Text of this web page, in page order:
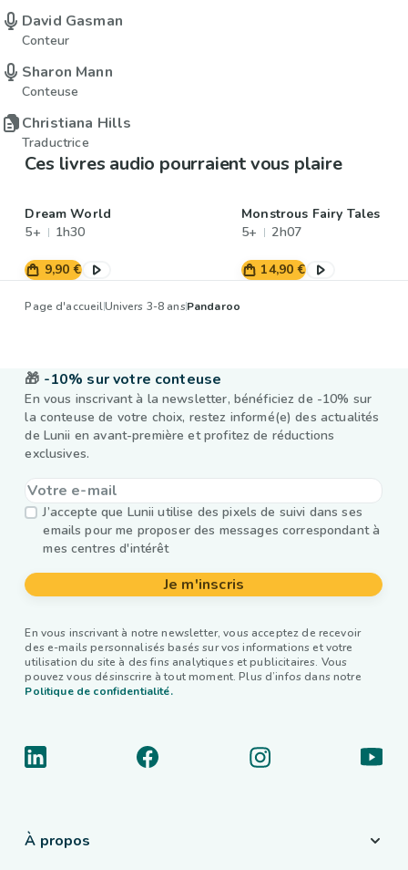
David Gasman
Conteur
Sharon Mann
Conteuse
Christiana Hills
Traductrice
Ces livres audio pourraient vous plaire
Dream World
5+
1h30
9,90 €
Monstrous Fairy Tales
5+
2h07
14,90 €
Page d'accueilUnivers 3-8 ansPandaroo
🎁 -10% sur votre conteuse
En vous inscrivant à la newsletter, bénéficiez de -10% sur
la conteuse de votre choix, restez informé(e) des actualités
de Lunii en avant-première et profitez de réductions
exclusives.
J’accepte que Lunii utilise des pixels de suivi dans ses
emails pour me proposer des messages correspondant à
mes centres d'intérêt
Je m'inscris
En vous inscrivant à notre newsletter, vous acceptez de recevoir
des e-mails personnalisés basés sur vos informations et votre
utilisation du site à des fins analytiques et publicitaires. Vous
pouvez vous désinscrire à tout moment. Plus d’infos dans notre
Politique de confidentialité.
À propos